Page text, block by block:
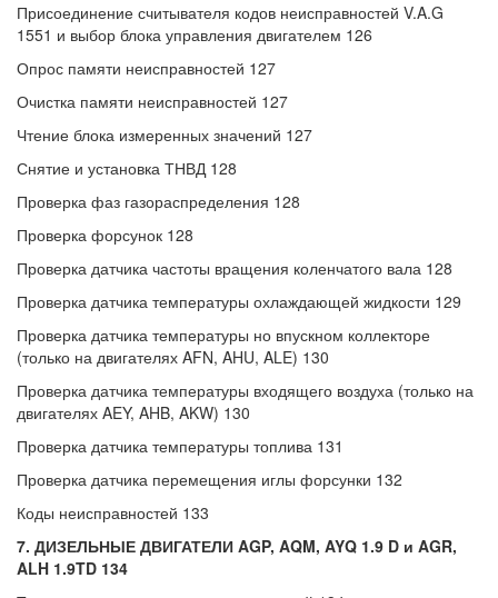
Присоединение считывателя кодов неисправностей V.A.G
1551 и выбор блока управления двигателем 126
Опрос памяти неисправностей 127
Очистка памяти неисправностей 127
Чтение блока измеренных значений 127
Снятие и установка ТНВД 128
Проверка фаз газораспределения 128
Проверка форсунок 128
Проверка датчика частоты вращения коленчатого вала 128
Проверка датчика температуры охлаждающей жидкости 129
Проверка датчика температуры но впускном коллекторе
(только на двигателях AFN, AHU, ALE) 130
Проверка датчика температуры входящего воздуха (только на
двигателях AEY, AHB, AKW) 130
Проверка датчика температуры топлива 131
Проверка датчика перемещения иглы форсунки 132
Коды неисправностей 133
7. ДИЗЕЛЬНЫЕ ДВИГАТЕЛИ AGP, AQM, AYQ 1.9 D и AGR,
ALH 1.9TD 134